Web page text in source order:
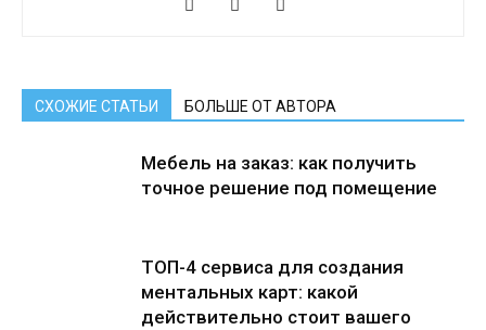
СХОЖИЕ СТАТЬИ БОЛЬШЕ ОТ АВТОРА
Мебель на заказ: как получить
точное решение под помещение
ТОП-4 сервиса для создания
ментальных карт: какой
действительно стоит вашего